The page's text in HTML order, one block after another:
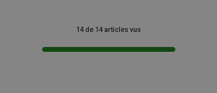
14 de 14 articles vus